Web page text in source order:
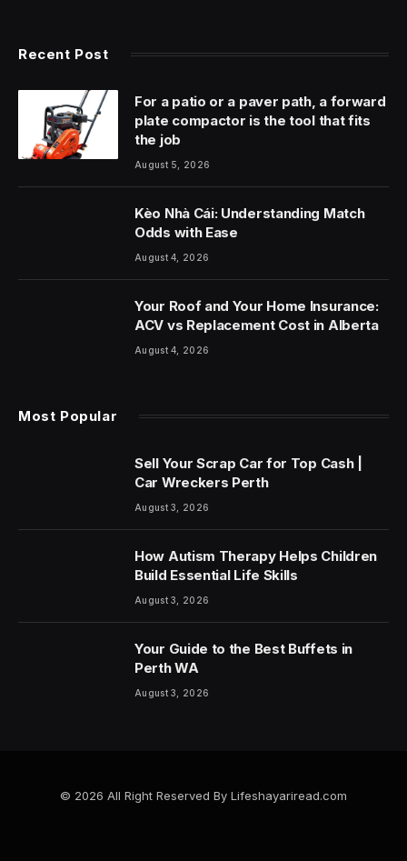
Recent Post
For a patio or a paver path, a forward
plate compactor is the tool that fits
the job
August 5, 2026
Kèo Nhà Cái: Understanding Match
Odds with Ease
August 4, 2026
Your Roof and Your Home Insurance:
ACV vs Replacement Cost in Alberta
August 4, 2026
Most Popular
Sell Your Scrap Car for Top Cash |
Car Wreckers Perth
August 3, 2026
How Autism Therapy Helps Children
Build Essential Life Skills
August 3, 2026
Your Guide to the Best Buffets in
Perth WA
August 3, 2026
© 2026 All Right Reserved By Lifeshayariread.com